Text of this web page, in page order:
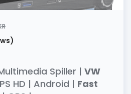
Spiller | VW
HD | Android | Fast